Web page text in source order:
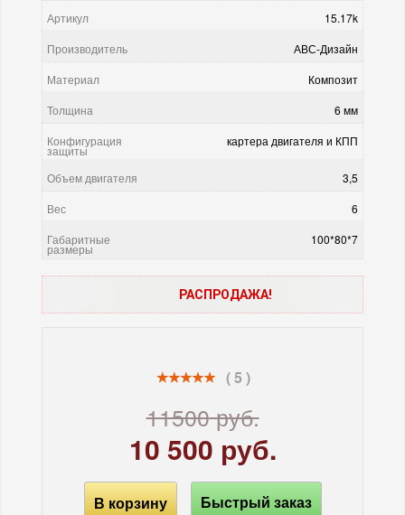
Артикул
15.17k
Производитель
АВС-Дизайн
Материал
Композит
Толщина
6 мм
Конфигурация
защиты
картера двигателя и КПП
Объем двигателя
3,5
Вес
6
Габаритные
размеры
100*80*7
РАСПРОДАЖА!
( 5 )
11500руб.
10 500 руб.
В корзину Быстрый заказ